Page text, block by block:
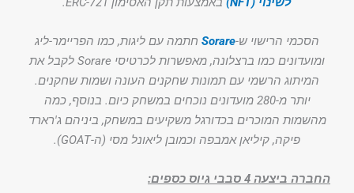
הסכמי הרישוי ש-Sorare חתמה עם ליגות, כמו הפריימר-ליג
ומועדונים כמו ברצלונה, מאפשרות לכרטיסי Sorare לקבל את
המיתוג הרשמי עם תמונות שחקנים העונה ושמות שחקנים.
יותר מ-280 מועדונים נוכחים במשחק כיום. בנוסף, כמה
מהשמות המוכרים בכדורגל משקיעים במשחק, ביניהם ג'רארד
פיקה, קיליאן אמבפה וכמובן ליאונל מסי (ה-GOAT).
החברה ביצעה 4 סבבי גיוס כספים: